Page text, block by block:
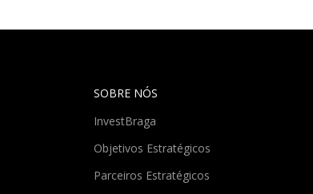
SOBRE NÓS
InvestBraga
Objetivos Estratégicos
Parceiros Estratégicos